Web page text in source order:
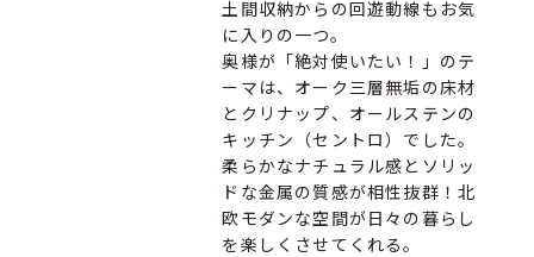
土間収納からの回遊動線もお気
に入りの一つ。
奥様が「絶対使いたい！」のテ
ーマは、オーク三層無垢の床材
とクリナップ、オールステンの
キッチン（セントロ）でした。
柔らかなナチュラル感とソリッ
ドな金属の質感が相性抜群！北
欧モダンな空間が日々の暮らし
を楽しくさせてくれる。